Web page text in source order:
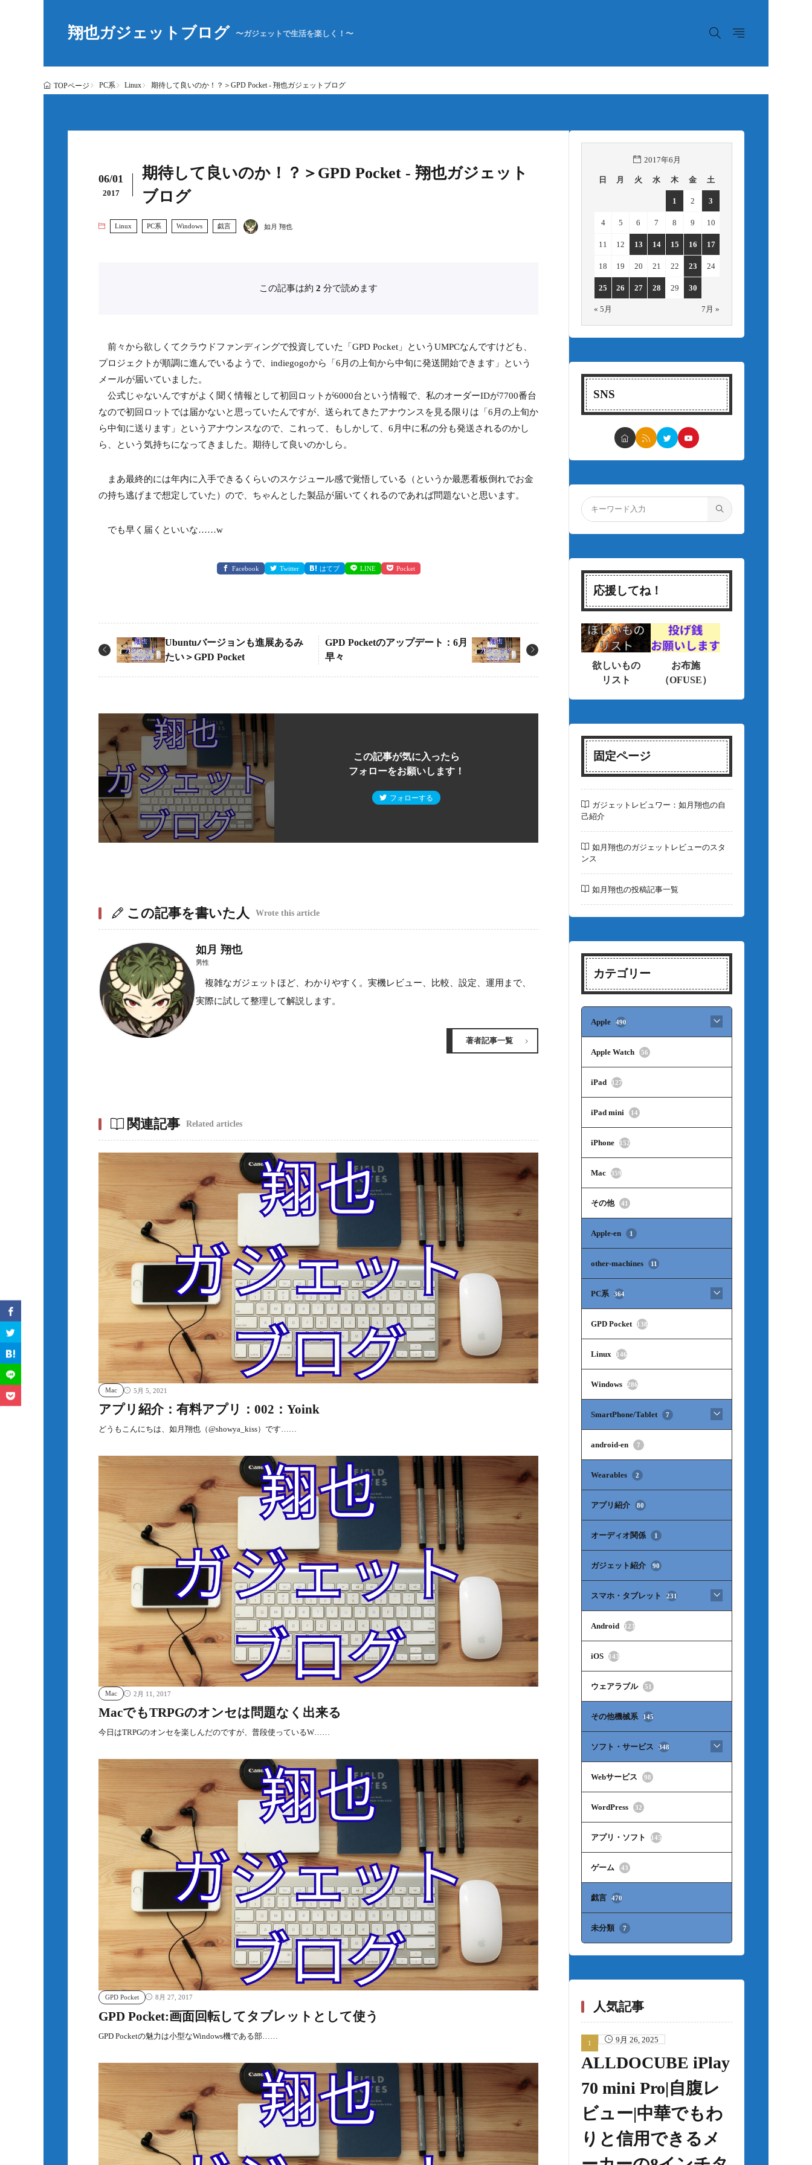
翔也ガジェットブログ 〜ガジェットで生活を楽しく！〜
TOPページ PC系 Linux 期待して良いのか！？＞GPD Pocket - 翔也ガジェットブログ
06/01
2017
期待して良いのか！？＞GPD Pocket - 翔也ガジェット
ブログ
Linux PC系 Windows 戯言 如月 翔也
この記事は約 2 分で読めます
前々から欲しくてクラウドファンディングで投資していた「GPD Pocket」というUMPCなんですけども、
プロジェクトが順調に進んでいるようで、indiegogoから「6月の上旬から中旬に発送開始できます」という
メールが届いていました。
公式じゃないんですがよく聞く情報として初回ロットが6000台という情報で、私のオーダーIDが7700番台
なので初回ロットでは届かないと思っていたんですが、送られてきたアナウンスを見る限りは「6月の上旬か
ら中旬に送ります」というアナウンスなので、これって、もしかして、6月中に私の分も発送されるのかし
ら、という気持ちになってきました。期待して良いのかしら。
まあ最終的には年内に入手できるくらいのスケジュール感で覚悟している（というか最悪看板倒れでお金
の持ち逃げまで想定していた）ので、ちゃんとした製品が届いてくれるのであれば問題ないと思います。
でも早く届くといいな……w
Facebook Twitter はてブ LINE Pocket
Ubuntuバージョンも進展あるみ
たい＞GPD Pocket
GPD Pocketのアップデート：6月
早々
この記事が気に入ったら
フォローをお願いします！
フォローする
この記事を書いた人 Wrote this article
如月 翔也
男性
複雑なガジェットほど、わかりやすく。実機レビュー、比較、設定、運用まで、
実際に試して整理して解説します。
著者記事一覧
関連記事 Related articles
Mac 5月 5, 2021
アプリ紹介：有料アプリ：002：Yoink
どうもこんにちは、如月翔也（@showya_kiss）です……
Mac 2月 11, 2017
MacでもTRPGのオンセは問題なく出来る
今日はTRPGのオンセを楽しんだのですが、普段使っているW……
GPD Pocket 8月 27, 2017
GPD Pocket:画面回転してタブレットとして使う
GPD Pocketの魅力は小型なWindows機である部……
2017年6月
日 月 火 水 木 金 土
1 2 3
4 5 6 7 8 9 10
11 12 13 14 15 16 17
18 19 20 21 22 23 24
25 26 27 28 29 30
« 5月 7月 »
SNS
応援してね！
欲しいもの
リスト
お布施
（OFUSE）
固定ページ
ガジェットレビュワー：如月翔也の自
己紹介
如月翔也のガジェットレビューのスタ
ンス
如月翔也の投稿記事一覧
カテゴリー
Apple 490
Apple Watch 56
iPad 127
iPad mini 14
iPhone 152
Mac 359
その他 41
Apple-en 1
other-machines 11
PC系 364
GPD Pocket 138
Linux 146
Windows 286
SmartPhone/Tablet 7
android-en 7
Wearables 2
アプリ紹介 80
オーディオ関係 1
ガジェット紹介 90
スマホ・タブレット 231
Android 123
iOS 143
ウェアラブル 51
その他機械系 145
ソフト・サービス 348
Webサービス 98
WordPress 32
アプリ・ソフト 145
ゲーム 43
戯言 470
未分類 7
人気記事
9月 26, 2025
ALLDOCUBE iPlay
70 mini Pro|自腹レ
ビュー|中華でもわ
りと信用できるメ